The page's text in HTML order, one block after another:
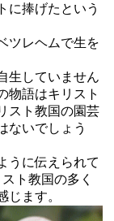
に捧げたという
ツレヘムで生を
生していません
物語はキリスト
スト教国の園芸
ないでしょう
うに伝えられて
ト教国の多く
ます。